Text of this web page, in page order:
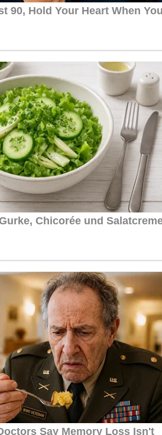
am Ende dieser Seite & auch
abschmecken.
dein Wissen jetzt!